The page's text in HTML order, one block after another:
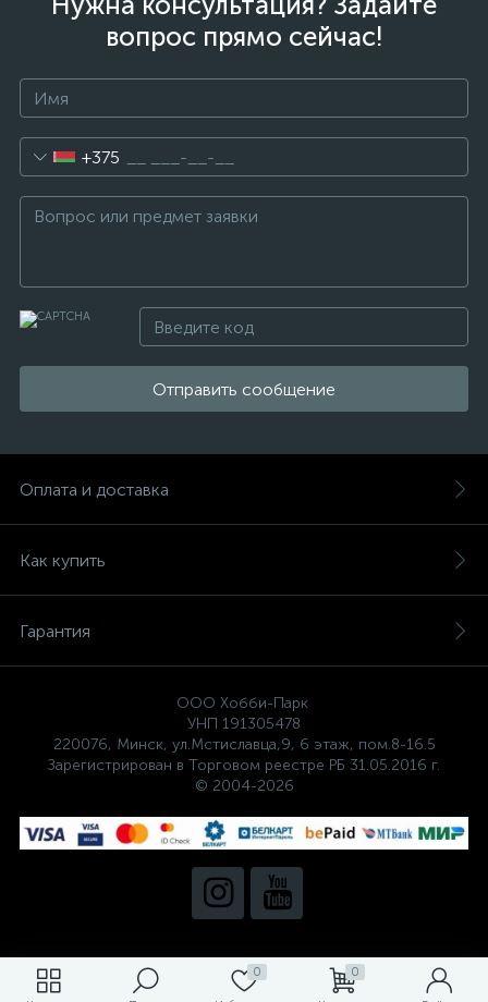
0 0
вопрос прямо сейчас!
+375
Отправить сообщение
Оплата и доставка
Как купить
Гарантия
ООО Хобби-Парк
УНП 191305478
220076, Минск, ул.Мстиславца,9, 6 этаж, пом.8-16.5
Зарегистрирован в Торговом реестре РБ 31.05.2016 г.
© 2004-2026